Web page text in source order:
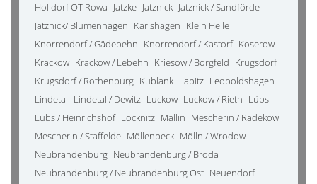
Holldorf OT Rowa Jatzke Jatznick Jatznick / Sandförde
Jatznick/ Blumenhagen Karlshagen Klein Helle
Knorrendorf / Gädebehn Knorrendorf / Kastorf Koserow
Krackow Krackow / Lebehn Kriesow / Borgfeld Krugsdorf
Krugsdorf / Rothenburg Kublank Lapitz Leopoldshagen
Lindetal Lindetal / Dewitz Luckow Luckow / Rieth Lübs
Lübs / Heinrichshof Löcknitz Mallin Mescherin / Radekow
Mescherin / Staffelde Möllenbeck Mölln / Wrodow
Neubrandenburg Neubrandenburg / Broda
Neubrandenburg / Neubrandenburg Ost Neuendorf